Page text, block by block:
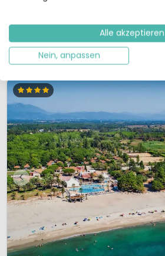
Komfort, für Wasserspaß, Sport und
in der Nähe von Funtana, nicht weit von Pore...
Details ansehen
Alle akzeptieren
Nein, anpassen